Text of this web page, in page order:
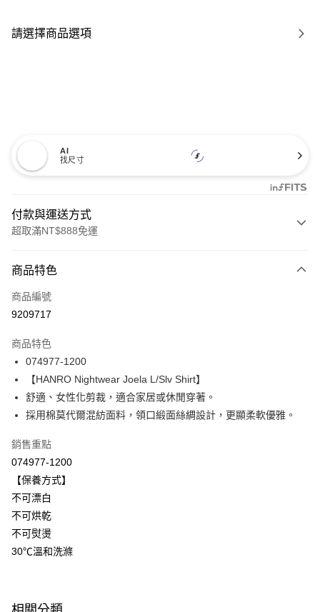
請選擇商品選項
AI
找尺寸
付款與運送方式
超取滿NT$888免運
信用卡一次付款
信用卡分期付款
合作金庫商業銀行
華南商業銀行
上海商業儲蓄銀行
台北富邦商業銀行
國泰世華商業銀行
兆豐國際商業銀行
臺灣中小企業銀行
台中商業銀行
聯邦商業銀行
台新國際商業銀行
台灣樂天信用卡公司
Apple Pay
悠遊付
ATM付款
運送方式
付款後全家取貨$888免運-以PackAge+配客嘉循環箱包裝寄出
每筆NT$90，滿NT$888(含以上)免運費
商品特色
商品編號
9209717
商品特色
074977-1200
【HANRO Nightwear Joela L/Slv Shirt】
舒適、女性化剪裁，適合家居或休閒穿著。
採用棉莫代爾混紡面料，領口緞面絲綢設計，更顯柔軟優雅。
銷售重點
074977-1200
【保養方式】
不可漂白
不可烘乾
不可熨燙
30℃溫和洗滌